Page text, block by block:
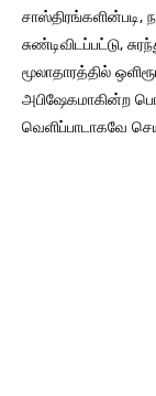
சாஸ்திரங்களின்படி,
சுண்டிவிடப்பட்டு,
மூலாதாரத்தில்
அபிஷேகமாகின்ற
வெளிப்பாடாகவே